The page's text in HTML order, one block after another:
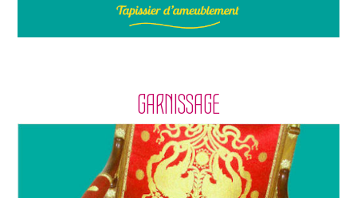
GARNISSAGE